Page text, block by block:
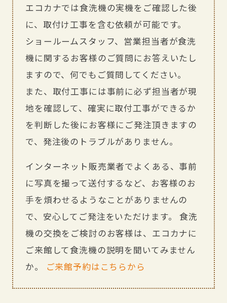
エコカナでは食洗機の実機をご確認した後
に、取付け工事を含む依頼が可能です。
ショールームスタッフ、営業担当者が食洗
機に関するお客様のご質問にお答えいたし
ますので、何でもご質問してください。
また、取付工事には事前に必ず担当者が現
地を確認して、確実に取付工事ができるか
を判断した後にお客様にご発注頂きますの
で、発注後のトラブルがありません。
インターネット販売業者でよくある、事前
に写真を撮って送付するなど、お客様のお
手を煩わせるようなことがありませんの
で、安心してご発注をいただけます。 食洗
機の交換をご検討のお客様は、エコカナに
ご来館して食洗機の説明を聞いてみません
か。 ご来館予約はこちらから